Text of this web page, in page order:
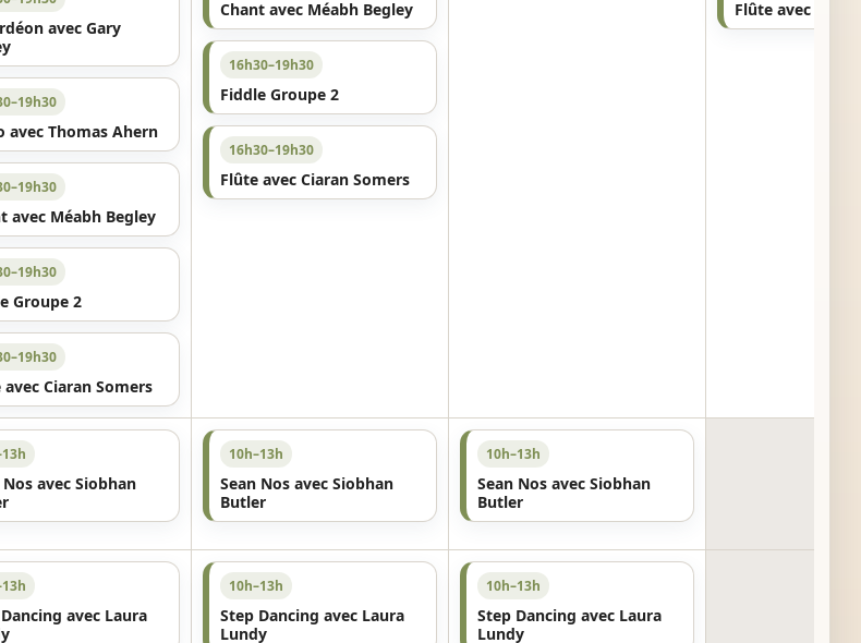
avec Gary
avec Thomas Ahern
avec Méabh Begley
Groupe 2
avec Ciaran Somers
Chant avec Méabh Begley
16h30–19h30
Fiddle Groupe 2
16h30–19h30
Flûte avec Ciaran Somers
Flûte avec
Nos avec Siobhan
10h–13h
Sean Nos avec Siobhan
Butler
10h–13h
Sean Nos avec Siobhan
Butler
avec Laura
10h–13h
Step Dancing avec Laura
Lundy
10h–13h
Step Dancing avec Laura
Lundy